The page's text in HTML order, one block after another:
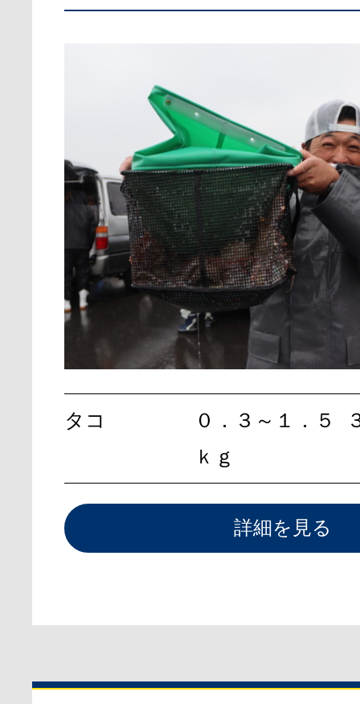
タコ
０．３～１．５
ｋｇ
詳細を見る